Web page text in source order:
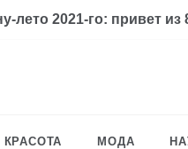
лето 2021-го: привет из
КРАСОТА МОДА